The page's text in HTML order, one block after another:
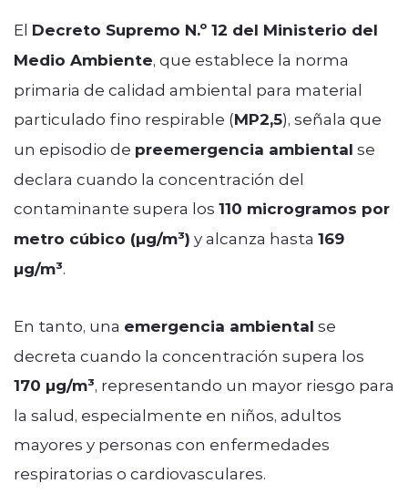
El Decreto Supremo N.º 12 del Ministerio del
Medio Ambiente, que establece la norma
primaria de calidad ambiental para material
particulado fino respirable (MP2,5), señala que
un episodio de preemergencia ambiental se
declara cuando la concentración del
contaminante supera los 110 microgramos por
metro cúbico (µg/m³) y alcanza hasta 169
µg/m³.
En tanto, una emergencia ambiental se
decreta cuando la concentración supera los
170 µg/m³, representando un mayor riesgo para
la salud, especialmente en niños, adultos
mayores y personas con enfermedades
respiratorias o cardiovasculares.